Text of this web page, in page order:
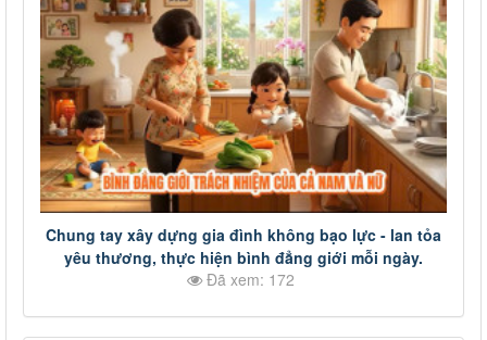
Chung tay xây dựng gia đình không bạo lực - lan tỏa
yêu thương, thực hiện bình đẳng giới mỗi ngày.
Đã xem: 172